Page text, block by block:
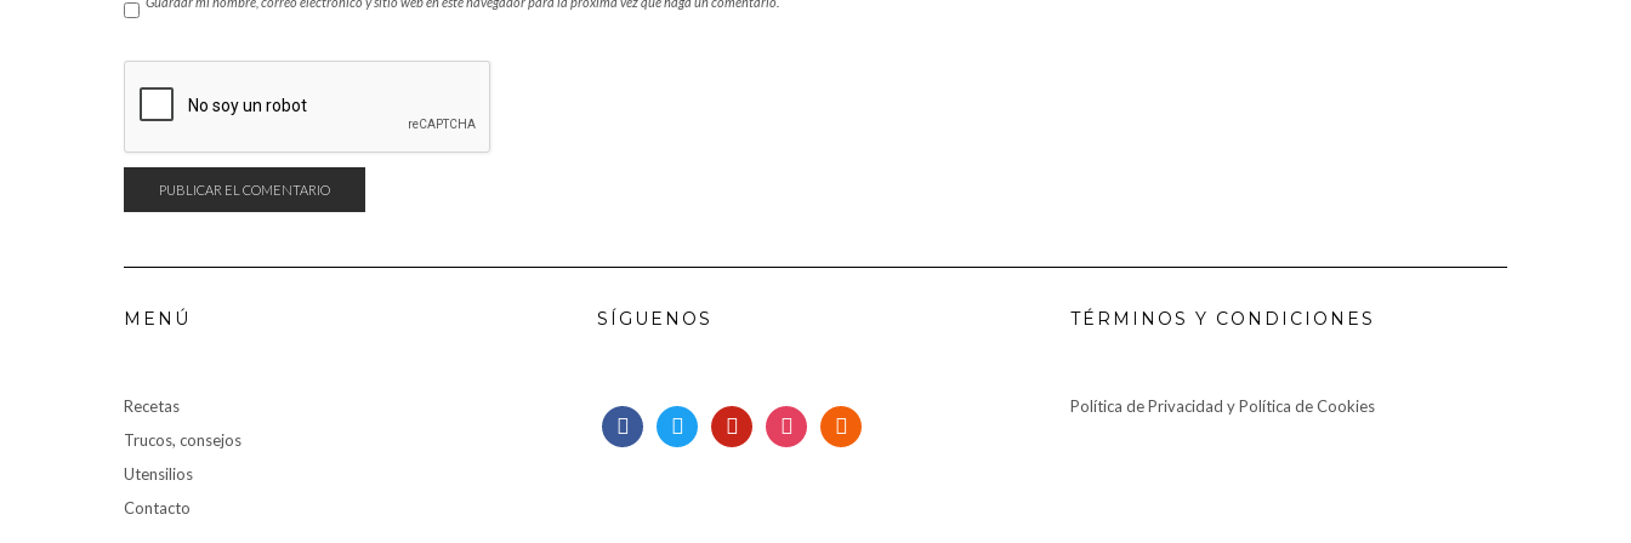
MENÚ
Recetas
Trucos, consejos
Utensilios
Contacto
SÍGUENOS
facebooktwitter pinterestinstagramrss
TÉRMINOS Y CONDICIONES
Política de Privacidad y Política de Cookies